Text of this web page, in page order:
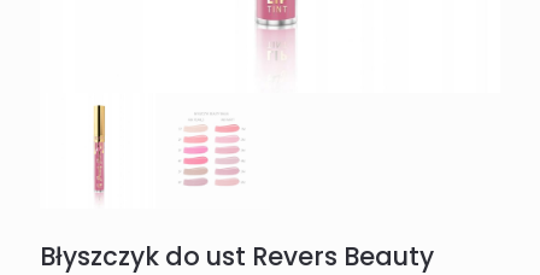
Błyszczyk do ust Revers Beauty